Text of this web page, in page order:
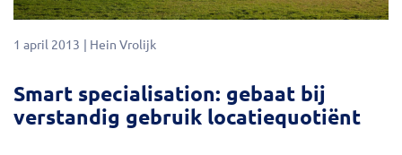
1 april 2013 Hein Vrolijk
Smart specialisation: gebaat bij
verstandig gebruik locatiequotiënt